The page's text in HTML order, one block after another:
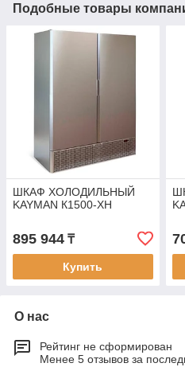
Подобные товары
ШКАФ ХОЛОДИЛЬНЫЙ
KAYMAN К1500-ХН
895 944 ₸
Купить
О нас
Рейтинг не сформирован
Менее 5 отзывов за